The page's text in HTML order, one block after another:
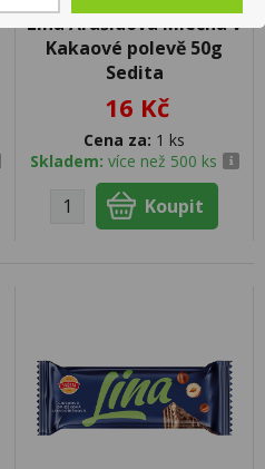
Lina Arašídová Mléčná v
Kakaové polevě 50g
Sedita
16 Kč
Cena za: 1 ks
Skladem: více než 500 ks